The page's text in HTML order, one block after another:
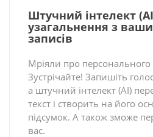
Штучний інтелект
узагальнення з
записів
Мріяли про персонального
Зустрічайте! Запишіть
а штучний інтелект (AI)
текст і створить на його
підсумок. А також зможе
вас.